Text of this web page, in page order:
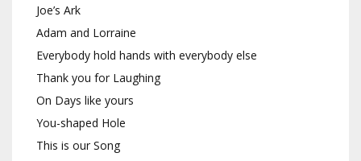
Joe’s Ark
Adam and Lorraine
Everybody hold hands with everybody else
Thank you for Laughing
On Days like yours
You-shaped Hole
This is our Song